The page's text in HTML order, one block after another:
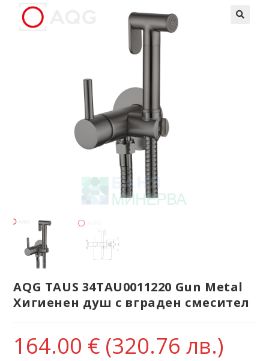
AQG TAUS 34TAU0011220 Gun Metal
Хигиенен душ с вграден смесител
164.00 € (320.76 лв.)